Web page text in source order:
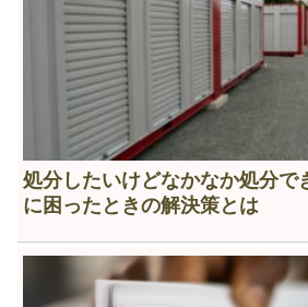
処分したいけどなかなか処分
に困ったときの解決策とは